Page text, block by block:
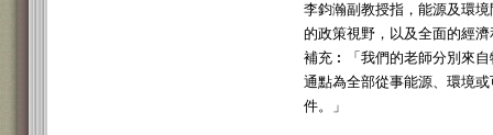
李鈞瀚副教授指，能源及環
的政策視野，以及全面的經
補充︰「我們的老師分別來
通點為全部從事能源、環境
件。」